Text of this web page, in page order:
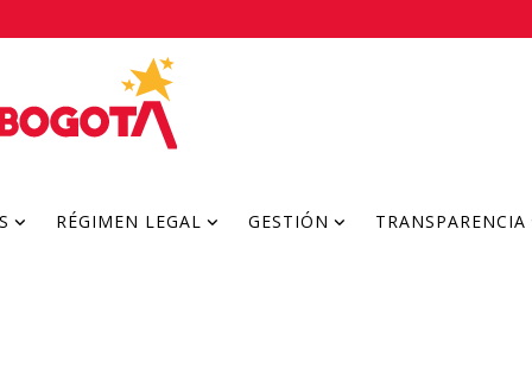
RÉGIMEN LEGAL GESTIÓN TRANSPARENCIA